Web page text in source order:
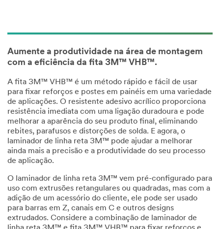
Aumente a produtividade na área de montagem
com a eficiência da fita 3M™ VHB™.
A fita 3M™ VHB™ é um método rápido e fácil de usar
para fixar reforços e postes em painéis em uma variedade
de aplicações. O resistente adesivo acrílico proporciona
resistência imediata com uma ligação duradoura e pode
melhorar a aparência do seu produto final, eliminando
rebites, parafusos e distorções de solda. E agora, o
laminador de linha reta 3M™ pode ajudar a melhorar
ainda mais a precisão e a produtividade do seu processo
de aplicação.
O laminador de linha reta 3M™ vem pré-configurado para
uso com extrusões retangulares ou quadradas, mas com a
adição de um acessório do cliente, ele pode ser usado
para barras em Z, canais em C e outros designs
extrudados. Considere a combinação de laminador de